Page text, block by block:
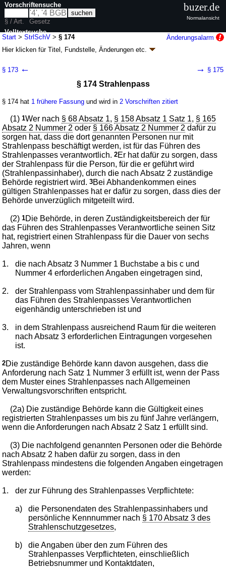
Start >StrlSchV >§ 174
Änderungsalarm
Hier klicken fürTitel, Fundstelle, Änderungen etc.
G. v. 23.10.2024BGBl. 2024 I Nr. 324
Kernenergie
wird in 74 Vorschriften zitiert
Teil 5 Expositionssituationsübergreifende Vorschriften
Kapitel 3 Gemeinsame Vorschriften für die berufliche
Exposition
§ 173 ← → § 175
§ 174 Strahlenpass
§ 174 hat 1 frühere Fassung und wird in 2 Vorschriften zitiert
(1)1Wer nach § 68 Absatz 1, § 158 Absatz 1 Satz 1, § 165
Absatz 2 Nummer 2 oder § 166 Absatz 2 Nummer 2 dafür zu
sorgen hat, dass die dort genannten Personen nur mit
Strahlenpass beschäftigt werden, ist für das Führen des
Strahlenpasses verantwortlich.2Er hat dafür zu sorgen, dass
der Strahlenpass für die Person, für die er geführt wird
(Strahlenpassinhaber), durch die nach Absatz 2 zuständige
Behörde registriert wird.3Bei Abhandenkommen eines
gültigen Strahlenpasses hat er dafür zu sorgen, dass dies der
Behörde unverzüglich mitgeteilt wird.
(2)1Die Behörde, in deren Zuständigkeitsbereich der für
das Führen des Strahlenpasses Verantwortliche seinen Sitz
hat, registriert einen Strahlenpass für die Dauer von sechs
Jahren, wenn
1.
die nach Absatz 3 Nummer 1 Buchstabe a bis c und
Nummer 4 erforderlichen Angaben eingetragen sind,
2.
der Strahlenpass vom Strahlenpassinhaber und dem für
das Führen des Strahlenpasses Verantwortlichen
eigenhändig unterschrieben ist und
3.
in dem Strahlenpass ausreichend Raum für die weiteren
nach Absatz 3 erforderlichen Eintragungen vorgesehen
ist.
2Die zuständige Behörde kann davon ausgehen, dass die
Anforderung nach Satz 1 Nummer 3 erfüllt ist, wenn der Pass
dem Muster eines Strahlenpasses nach Allgemeinen
Verwaltungsvorschriften entspricht.
(2a) Die zuständige Behörde kann die Gültigkeit eines
registrierten Strahlenpasses um bis zu fünf Jahre verlängern,
wenn die Anforderungen nach Absatz 2 Satz 1 erfüllt sind.
(3) Die nachfolgend genannten Personen oder die Behörde
nach Absatz 2 haben dafür zu sorgen, dass in den
Strahlenpass mindestens die folgenden Angaben eingetragen
werden:
1. der zur Führung des Strahlenpasses Verpflichtete:
a)
die Personendaten des Strahlenpassinhabers und
persönliche Kennnummer nach § 170 Absatz 3 des
Strahlenschutzgesetzes,
b)
die Angaben über den zum Führen des
Strahlenpasses Verpflichteten, einschließlich
Betriebsnummer und Kontaktdaten,
Vorschriftensuche
§ / Art.
Gesetz
Volltextsuche
nur in StrlSchV
buzer.de
Normalansicht